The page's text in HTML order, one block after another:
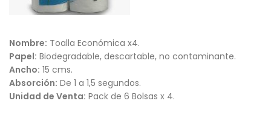
Nombre: Toalla Económica x4.
Papel: Biodegradable, descartable, no contaminante.
Ancho: 15 cms.
Absorción: De 1 a 1,5 segundos.
Unidad de Venta: Pack de 6 Bolsas x 4.